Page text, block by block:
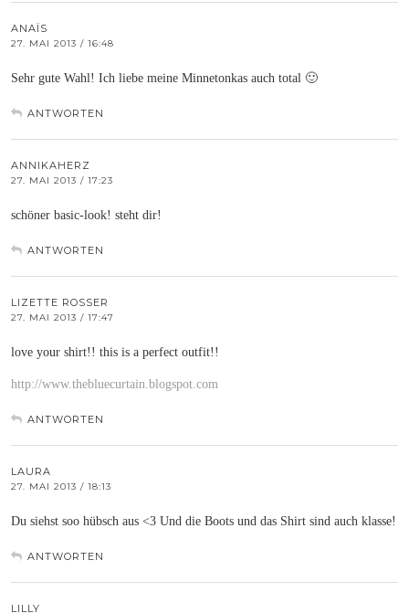
ANAÏS
27. MAI 2013 / 16:48
Sehr gute Wahl! Ich liebe meine Minnetonkas auch total 🙂
ANTWORTEN
ANNIKAHERZ
27. MAI 2013 / 17:23
schöner basic-look! steht dir!
ANTWORTEN
LIZETTE ROSSER
27. MAI 2013 / 17:47
love your shirt!! this is a perfect outfit!!
http://www.thebluecurtain.blogspot.com
ANTWORTEN
LAURA
27. MAI 2013 / 18:13
Du siehst soo hübsch aus <3 Und die Boots und das Shirt sind auch klasse!
ANTWORTEN
LILLY